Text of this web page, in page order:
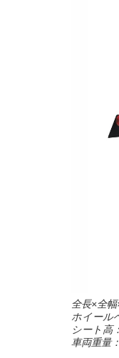
全長×全
ホイール
シート高
車両重量